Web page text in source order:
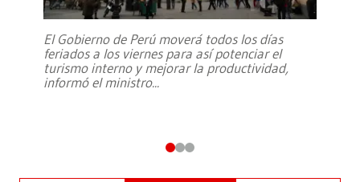
El Gobierno de Perú moverá todos los días
feriados a los viernes para así potenciar el
turismo interno y mejorar la productividad,
informó el ministro...